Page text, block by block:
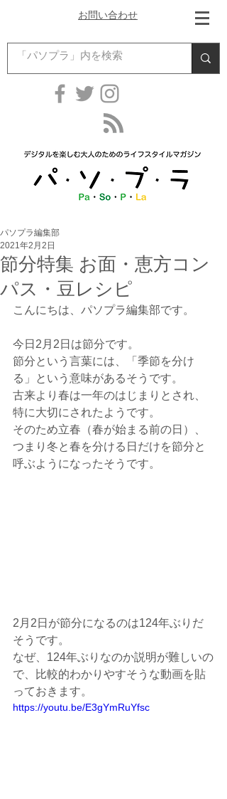
お問い合わせ
節分特集 お面・恵方コン
パス・豆レシピ
パソプラ編集部
2021年2月2日
こんにちは、パソプラ編集部です。
今日2月2日は節分です。
節分という言葉には、「季節を分け
る」という意味があるそうです。
古来より春は一年のはじまりとされ、
特に大切にされたようです。
そのため立春（春が始まる前の日）、
つまり冬と春を分ける日だけを節分と
呼ぶようになったそうです。
2月2日が節分になるのは124年ぶりだ
そうです。
なぜ、124年ぶりなのか説明が難しいの
で、比較的わかりやすそうな動画を貼
っておきます。
https://youtu.be/E3gYmRuYfsc